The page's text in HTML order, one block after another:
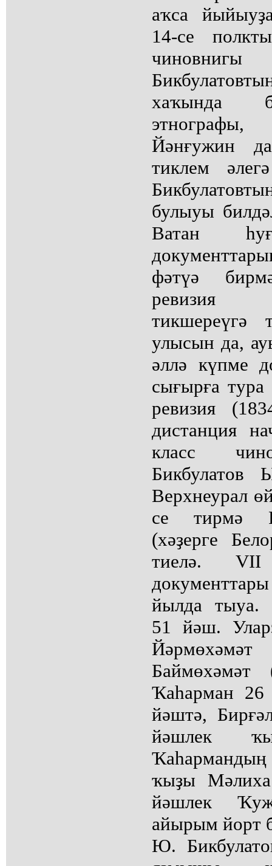
аҡса
14-се
хаҡында
Йәнғужин
тиклем
булыуы
Ватан
фәтүә
ревизия
тикшереүгә
улысын да,
әллә күпме
сығырға
ревизия
дистанция
класс
Бикбулатов
Верхнеурал
се тирмә
(хәҙерге
тиелә. VII
йылда тыуа.
51 йәш.
Ҡаһарман
йәштә,
йәшлек
ҡыҙы
йәшлек
айырым йорт
Ю.